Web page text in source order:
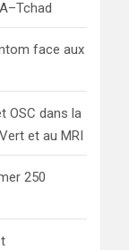
face aux
OSC dans la
et au MRI
250